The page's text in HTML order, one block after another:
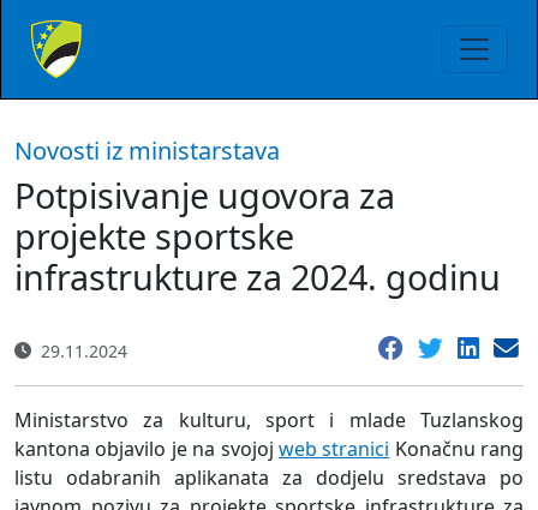
Novosti iz ministarstava
Potpisivanje ugovora za
projekte sportske
infrastrukture za 2024. godinu
29.11.2024
Ministarstvo za kulturu, sport i mlade Tuzlanskog
kantona objavilo je na svojoj web stranici Konačnu rang
listu odabranih aplikanata za dodjelu sredstava po